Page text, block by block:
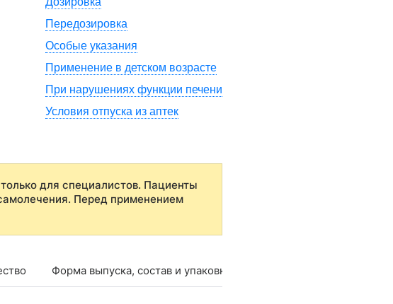
Передозировка
Особые указания
Применение в детском возрасте
При нарушениях функции печени
Условия отпуска из аптек
для специалистов. Пациенты
Перед применением
Форма выпуска, состав и упаковка